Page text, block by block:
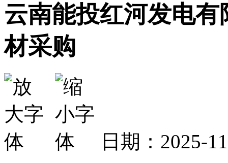
云南能投红河发电
材采购
日期：2025-